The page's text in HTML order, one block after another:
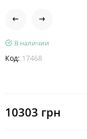
В наличии
Код: 17468
10303 грн